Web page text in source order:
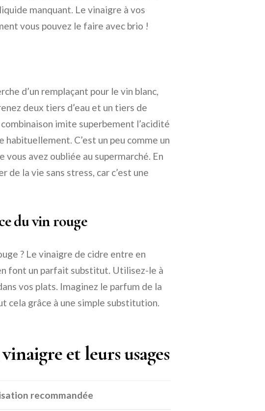
manquant. Le vinaigre à vos
vous pouvez le faire avec brio !
d’un remplaçant pour le vin blanc,
deux tiers d’eau et un tiers de
imite superbement l’acidité
C’est un peu comme un
avez oubliée au supermarché. En
de la vie sans stress, car c’est une
du vin rouge
? Le vinaigre de cidre entre en
font un parfait substitut. Utilisez-le à
vos plats. Imaginez le parfum de la
cela grâce à une simple substitution.
et leurs usages
recommandée